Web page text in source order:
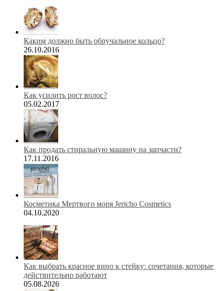
Каким должно быть обручальное кольцо?
26.10.2016
Как усилить рост волос?
05.02.2017
Как продать стиральную машину на запчасти?
17.11.2016
Косметика Мертвого моря Jericho Cosmetics
04.10.2020
Как выбрать красное вино к стейку: сочетания, которые
действительно работают
05.08.2026